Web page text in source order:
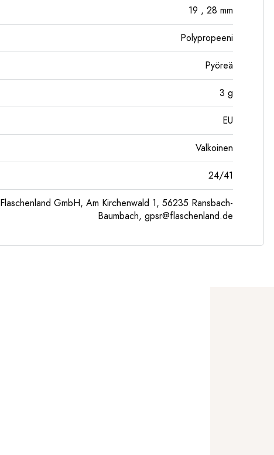
19 , 28 mm
Polypropeeni
Pyöreä
3 g
EU
Valkoinen
24/41
Flaschenland GmbH, Am Kirchenwald 1, 56235 Ransbach-
Baumbach, gpsr@flaschenland.de